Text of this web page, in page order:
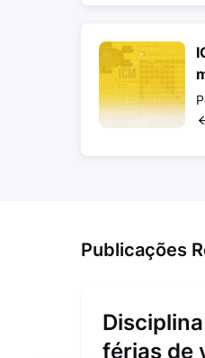
Publicações
férias de